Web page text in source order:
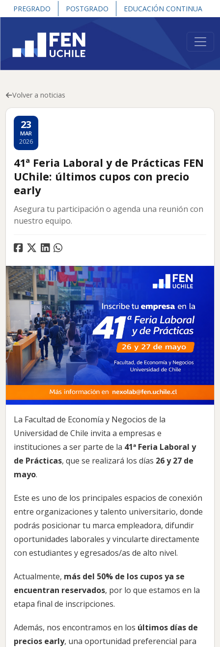
PREGRADO POSTGRADO EDUCACIÓN CONTINUA
Volver a noticias
23
MAR
2026
41ª Feria Laboral y de Prácticas FEN
UChile: últimos cupos con precio
early
Asegura tu participación o agenda una reunión con
nuestro equipo.
La Facultad de Economía y Negocios de la
Universidad de Chile invita a empresas e
instituciones a ser parte de la 41ª Feria Laboral y
de Prácticas, que se realizará los días 26 y 27 de
mayo.
Este es uno de los principales espacios de conexión
entre organizaciones y talento universitario, donde
podrás posicionar tu marca empleadora, difundir
oportunidades laborales y vincularte directamente
con estudiantes y egresados/as de alto nivel.
Actualmente, más del 50% de los cupos ya se
encuentran reservados, por lo que estamos en la
etapa final de inscripciones.
Además, nos encontramos en los últimos días de
precios early, una oportunidad preferencial para